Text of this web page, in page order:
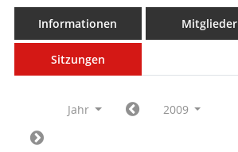
Informationen Mitglieder
Sitzungen
Jahr 2009